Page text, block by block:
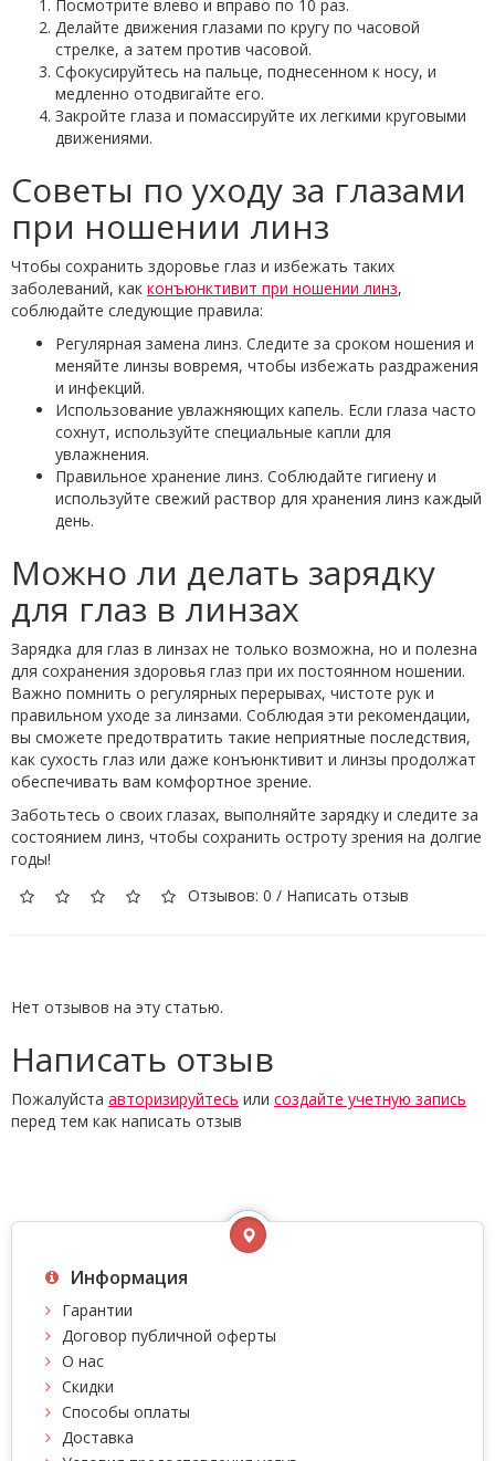
Посмотрите влево и вправо по 10 раз.
Делайте движения глазами по кругу по часовой
стрелке, а затем против часовой.
Сфокусируйтесь на пальце, поднесенном к носу, и
медленно отодвигайте его.
Закройте глаза и помассируйте их легкими круговыми
движениями.
Советы по уходу за глазами
при ношении линз
Чтобы сохранить здоровье глаз и избежать таких
заболеваний, как конъюнктивит при ношении линз,
соблюдайте следующие правила:
Регулярная замена линз. Следите за сроком ношения и
меняйте линзы вовремя, чтобы избежать раздражения
и инфекций.
Использование увлажняющих капель. Если глаза часто
сохнут, используйте специальные капли для
увлажнения.
Правильное хранение линз. Соблюдайте гигиену и
используйте свежий раствор для хранения линз каждый
день.
Можно ли делать зарядку
для глаз в линзах
Зарядка для глаз в линзах не только возможна, но и полезна
для сохранения здоровья глаз при их постоянном ношении.
Важно помнить о регулярных перерывах, чистоте рук и
правильном уходе за линзами. Соблюдая эти рекомендации,
вы сможете предотвратить такие неприятные последствия,
как сухость глаз или даже конъюнктивит и линзы продолжат
обеспечивать вам комфортное зрение.
Заботьтесь о своих глазах, выполняйте зарядку и следите за
состоянием линз, чтобы сохранить остроту зрения на долгие
годы!
Отзывов: 0 / Написать отзыв
Нет отзывов на эту статью.
Написать отзыв
Пожалуйста авторизируйтесь или создайте учетную запись
перед тем как написать отзыв
Информация
Гарантии
Договор публичной оферты
О нас
Скидки
Способы оплаты
Доставка